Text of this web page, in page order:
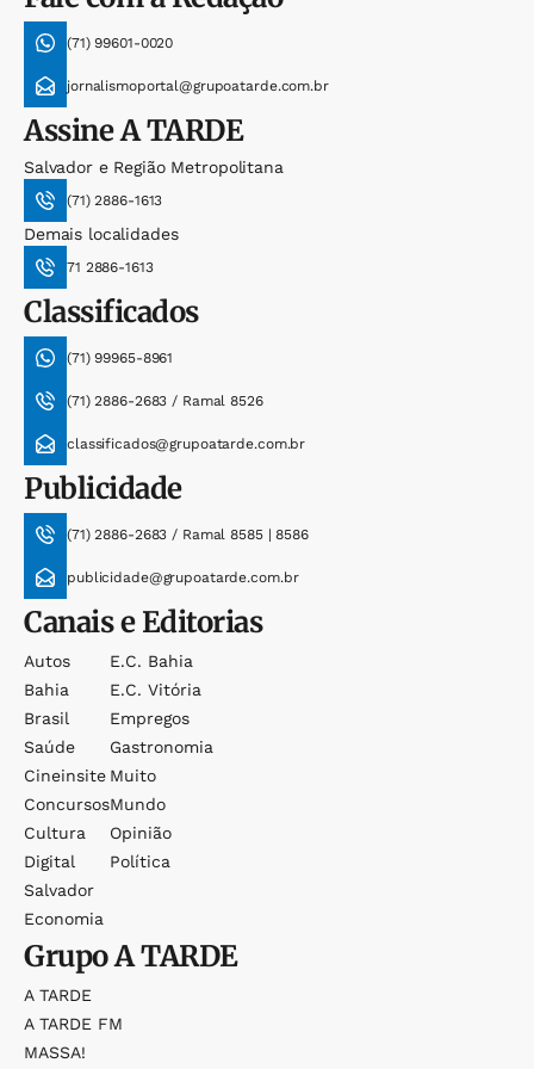
(71) 99601-0020
jornalismoportal@grupoatarde.com.br
AssineA TARDE
Salvador e Região Metropolitana
(71) 2886-1613
Demais localidades
71 2886-1613
Classificados
(71) 99965-8961
(71) 2886-2683 / Ramal 8526
classificados@grupoatarde.com.br
Publicidade
(71) 2886-2683 / Ramal 8585 | 8586
publicidade@grupoatarde.com.br
Canais e Editorias
Autos
Bahia
Brasil
Saúde
Cineinsite
Concursos
Cultura
Digital
Salvador
Economia
E.c. Bahia
E.c. Vitória
Empregos
Gastronomia
Muito
Mundo
Opinião
Política
GrupoA TARDE
A TARDE
A TARDE FM
MASSA!